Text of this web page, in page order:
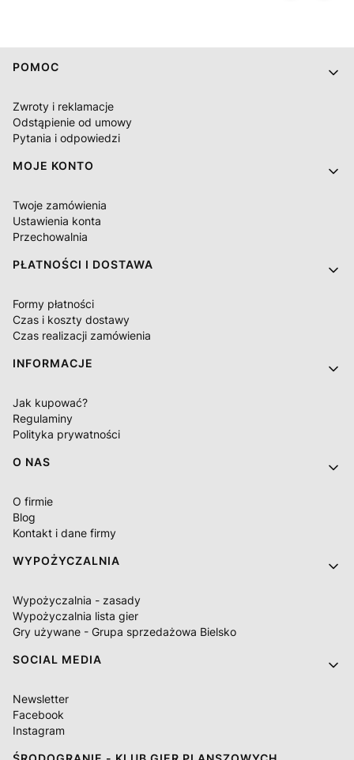
Linki w stopce
POMOC
Zwroty i reklamacje
Odstąpienie od umowy
Pytania i odpowiedzi
MOJE KONTO
Twoje zamówienia
Ustawienia konta
Przechowalnia
PŁATNOŚCI I DOSTAWA
Formy płatności
Czas i koszty dostawy
Czas realizacji zamówienia
INFORMACJE
Jak kupować?
Regulaminy
Polityka prywatności
O NAS
O firmie
Blog
Kontakt i dane firmy
WYPOŻYCZALNIA
Wypożyczalnia - zasady
Wypożyczalnia lista gier
Gry używane - Grupa sprzedażowa Bielsko
SOCIAL MEDIA
Newsletter
Facebook
Instagram